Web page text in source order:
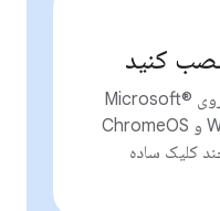
کنید
Android Studio را می توان روی Microsoft®
Windows®، MacOS®، Linux و ChromeOS
کلیک ساده